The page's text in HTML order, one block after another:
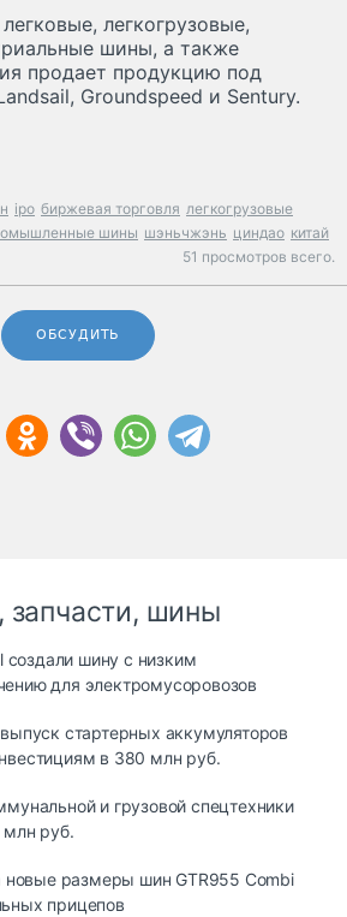
легкогрузовые,
шины, а также
продает продукцию под
Groundspeed и Sentury.
ipo биржевая торговля легкогрузовые
шины шэньчжэнь циндао китай
51 просмотров всего.
ОБСУДИТЬ
запчасти, шины
создали шину с низким
для электромусоровозов
стартерных аккумуляторов
в 380 млн руб.
и грузовой спецтехники
млн руб.
новые размеры шин GTR955 Combi
прицепов